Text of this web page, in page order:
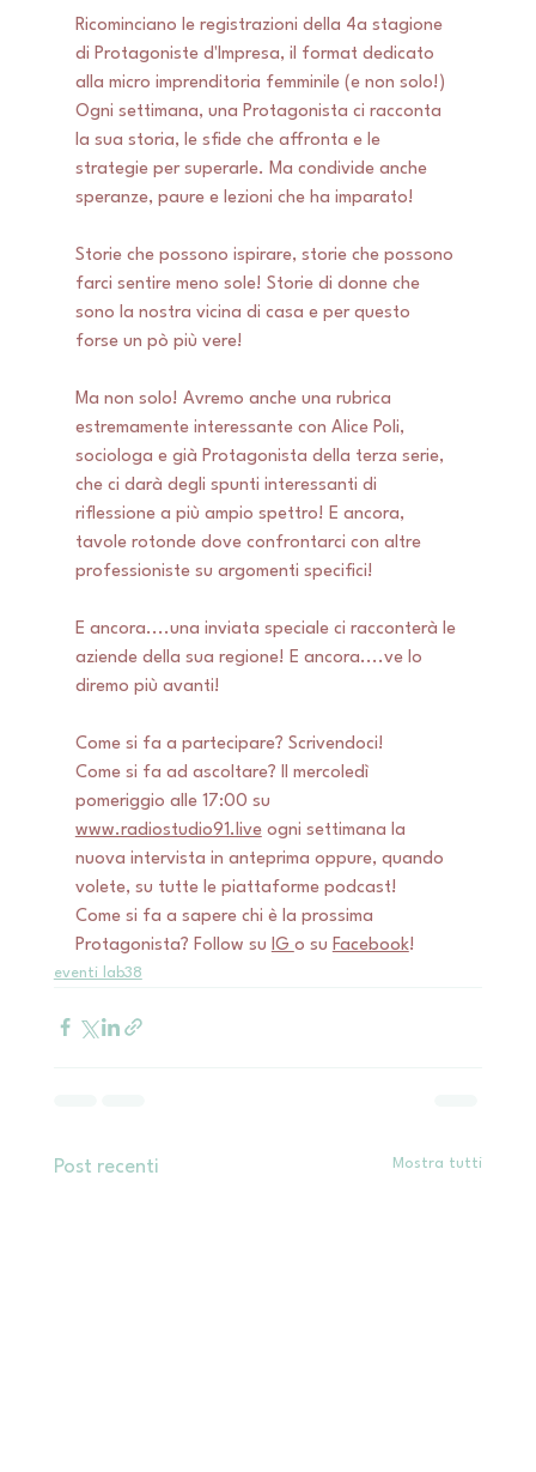
Ricominciano le registrazioni della 4a stagione
di Protagoniste d'Impresa, il format dedicato
alla micro imprenditoria femminile (e non solo!)
Ogni settimana, una Protagonista ci racconta
la sua storia, le sfide che affronta e le
strategie per superarle. Ma condivide anche
speranze, paure e lezioni che ha imparato!
Storie che possono ispirare, storie che possono
farci sentire meno sole! Storie di donne che
sono la nostra vicina di casa e per questo
forse un pò più vere!
Ma non solo! Avremo anche una rubrica
estremamente interessante con Alice Poli,
sociologa e già Protagonista della terza serie,
che ci darà degli spunti interessanti di
riflessione a più ampio spettro! E ancora,
tavole rotonde dove confrontarci con altre
professioniste su argomenti specifici!
E ancora....una inviata speciale ci racconterà le
aziende della sua regione! E ancora....ve lo
diremo più avanti!
Come si fa a partecipare? Scrivendoci!
Come si fa ad ascoltare? Il mercoledì
pomeriggio alle 17:00 su
www.radiostudio91.live ogni settimana la
nuova intervista in anteprima oppure, quando
volete, su tutte le piattaforme podcast!
Come si fa a sapere chi è la prossima
Protagonista? Follow su IG o su Facebook!
eventi lab38
Post recenti Mostra tutti